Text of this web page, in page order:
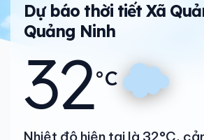
Dự báo thời tiết Xã
Quảng Ninh
32°C
Nhiệt độ hiện tại là 32°C,